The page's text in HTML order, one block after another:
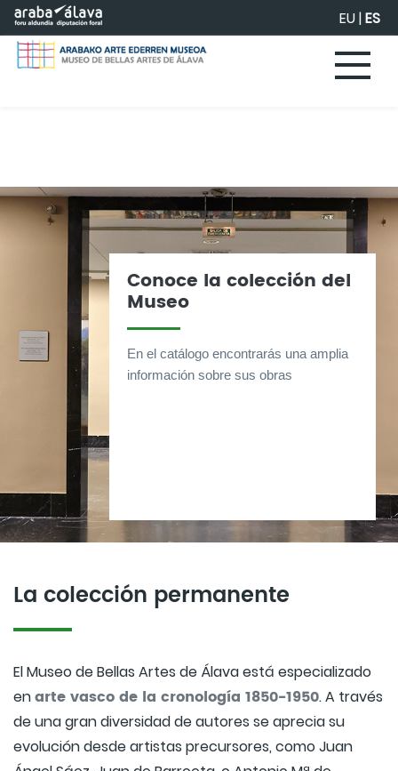
Saltar al contenido principal EU|ES
Conoce la colección del
Museo
En el catálogo encontrarás una amplia
información sobre sus obras
La colección permanente
El Museo de Bellas Artes de Álava está especializado
enarte vasco de la cronología 1850-1950. A través
de una gran diversidad de autores se aprecia su
evolución desde artistas precursores, como Juan